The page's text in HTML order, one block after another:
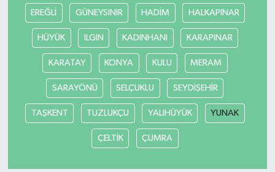
EREĞLİ GÜNEYSINIR HADİM HALKAPINAR
HÜYÜK ILGIN KADINHANI KARAPINAR
KARATAY KONYA KULU MERAM
SARAYÖNÜ SELÇUKLU SEYDİŞEHİR
TAŞKENT TUZLUKÇU YALIHÜYÜK YUNAK
ÇELTİK ÇUMRA